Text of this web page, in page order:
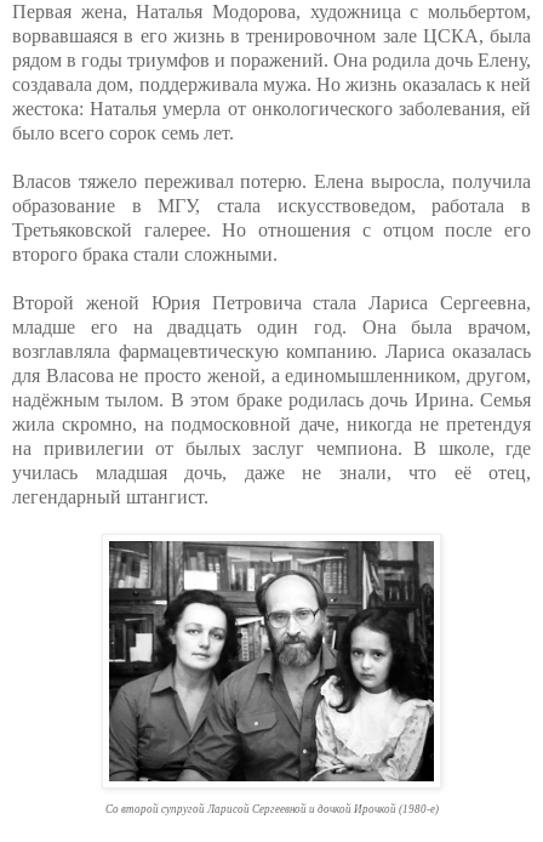
Первая жена, Наталья Модорова, художница с мольбертом,
ворвавшаяся в его жизнь в тренировочном зале ЦСКА, была
рядом в годы триумфов и поражений. Она родила дочь Елену,
создавала дом, поддерживала мужа. Но жизнь оказалась к ней
жестока: Наталья умерла от онкологического заболевания, ей
было всего сорок семь лет.
Власов тяжело переживал потерю. Елена выросла, получила
образование в МГУ, стала искусствоведом, работала в
Третьяковской галерее. Но отношения с отцом после его
второго брака стали сложными.
Второй женой Юрия Петровича стала Лариса Сергеевна,
младше его на двадцать один год. Она была врачом,
возглавляла фармацевтическую компанию. Лариса оказалась
для Власова не просто женой, а единомышленником, другом,
надёжным тылом. В этом браке родилась дочь Ирина. Семья
жила скромно, на подмосковной даче, никогда не претендуя
на привилегии от былых заслуг чемпиона. В школе, где
училась младшая дочь, даже не знали, что её отец,
легендарный штангист.
Со второй супругой Ларисой Сергеевной и дочкой Ирочкой (1980-е)